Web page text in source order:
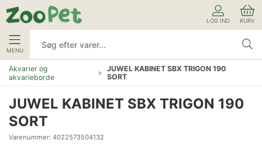
LOG IND KURV
MENU
Akvarier og
akvarieborde
JUWEL KABINET SBX TRIGON 190
SORT
JUWEL KABINET SBX TRIGON 190
SORT
Varenummer: 4022573504132